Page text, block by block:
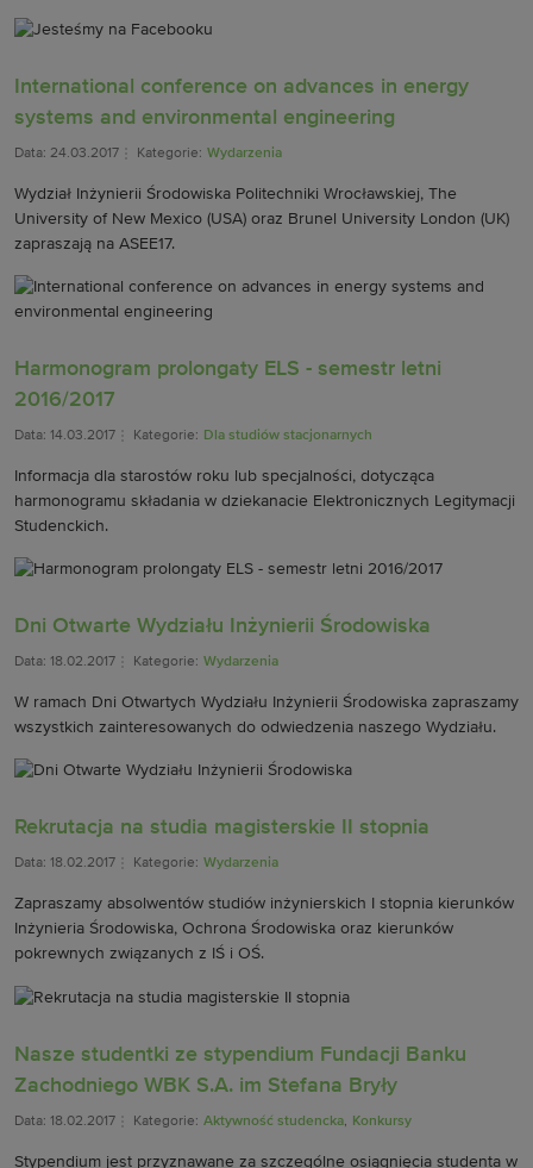
International conference on advances in energy
systems and environmental engineering
Data: 24.03.2017 Kategorie: Wydarzenia
Wydział Inżynierii Środowiska Politechniki Wrocławskiej, The
University of New Mexico (USA) oraz Brunel University London (UK)
zapraszają na ASEE17.
Harmonogram prolongaty ELS - semestr letni
2016/2017
Data: 14.03.2017 Kategorie: Dla studiów stacjonarnych
Informacja dla starostów roku lub specjalności, dotycząca
harmonogramu składania w dziekanacie Elektronicznych Legitymacji
Studenckich.
Dni Otwarte Wydziału Inżynierii Środowiska
Data: 18.02.2017 Kategorie: Wydarzenia
W ramach Dni Otwartych Wydziału Inżynierii Środowiska zapraszamy
wszystkich zainteresowanych do odwiedzenia naszego Wydziału.
Rekrutacja na studia magisterskie II stopnia
Data: 18.02.2017 Kategorie: Wydarzenia
Zapraszamy absolwentów studiów inżynierskich I stopnia kierunków
Inżynieria Środowiska, Ochrona Środowiska oraz kierunków
pokrewnych związanych z IŚ i OŚ.
Nasze studentki ze stypendium Fundacji Banku
Zachodniego WBK S.A. im Stefana Bryły
Data: 18.02.2017 Kategorie: Aktywność studencka, Konkursy
Stypendium jest przyznawane za szczególne osiągnięcia studenta w